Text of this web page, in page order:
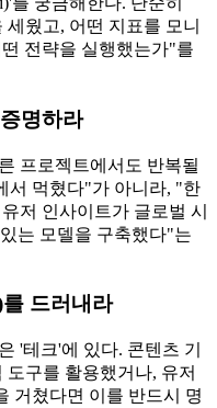
웠고, 어떤 지표를 모니
전략을 실행했는가"를
명하라
프로젝트에서도 반복될
서 먹혔다"가 아니라, "한
저 인사이트가 글로벌 시
는 모델을 구축했다"는
드러내라
'테크'에 있다. 콘텐츠 기
구를 활용했거나, 유저
거쳤다면 이를 반드시 명